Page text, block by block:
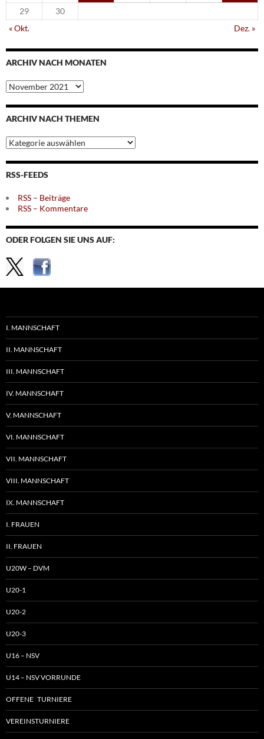
29
30
« Okt.
Dez. »
ARCHIV NACH MONATEN
Archiv
nach
Monaten
ARCHIV NACH THEMEN
Archiv
nach
Themen
RSS-FEEDS
RSS – Beiträge
RSS – Kommentare
ODER FOLGEN SIE UNS AUF:
I. MANNSCHAFT
II. MANNSCHAFT
III. MANNSCHAFT
IV. MANNSCHAFT
V. MANNSCHAFT
VI. MANNSCHAFT
VII. MANNSCHAFT
VIII. MANNSCHAFT
IX. MANNSCHAFT
I. FRAUEN
II. FRAUEN
U20W – DVM
U20-1
U20-2
U20-3
U16 – NSV
U14 – NSV VORRUNDE
OFFENE TURNIERE
VEREINSTURNIERE